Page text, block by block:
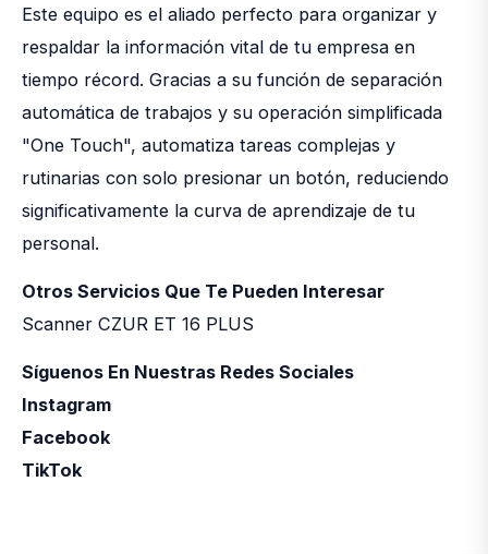
Este equipo es el aliado perfecto para organizar y
respaldar la información vital de tu empresa en
tiempo récord. Gracias a su función de separación
automática de trabajos y su operación simplificada
"One Touch", automatiza tareas complejas y
rutinarias con solo presionar un botón, reduciendo
significativamente la curva de aprendizaje de tu
personal.
Otros Servicios Que Te Pueden Interesar
Scanner CZUR ET 16 PLUS
Síguenos En Nuestras Redes Sociales
Instagram
Facebook
TikTok